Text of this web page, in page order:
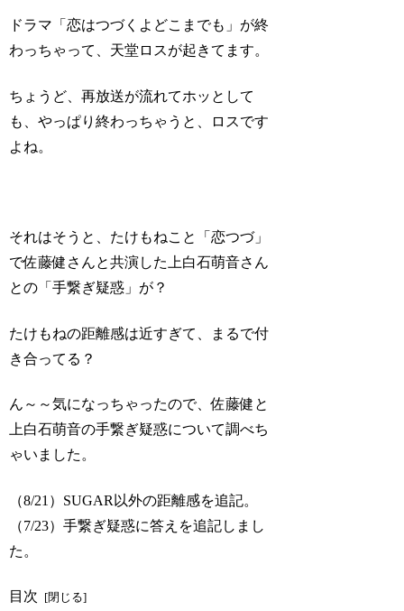
ドラマ「恋はつづくよどこまでも」が終
わっちゃって、天堂ロスが起きてます。
ちょうど、再放送が流れてホッとして
も、やっぱり終わっちゃうと、ロスです
よね。
それはそうと、たけもねこと「恋つづ」
で佐藤健さんと共演した上白石萌音さん
との「手繋ぎ疑惑」が？
たけもねの距離感は近すぎて、まるで付
き合ってる？
ん～～気になっちゃったので、佐藤健と
上白石萌音の手繋ぎ疑惑について調べち
ゃいました。
（8/21）SUGAR以外の距離感を追記。
（7/23）手繋ぎ疑惑に答えを追記しまし
た。
目次